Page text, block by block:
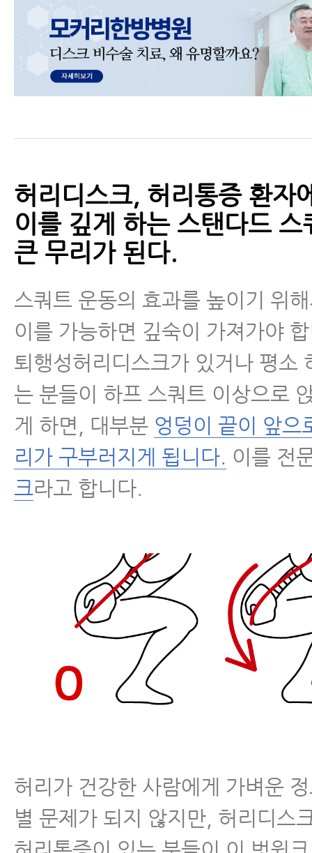
허리디스크, 허리통증 환자
이를 깊게 하는 스탠다드 스
큰 무리가 된다.
스쿼트 운동의 효과를 높이기 위
이를 가능하면 깊숙이 가져가야
퇴행성허리디스크가 있거나 평소
는 분들이 하프 스쿼트 이상으로
게 하면, 대부분 엉덩이 끝이 앞으
리가 구부러지게 됩니다. 이를 전
크라고 합니다.
허리가 건강한 사람에게 가벼운
별 문제가 되지 않지만, 허리디스